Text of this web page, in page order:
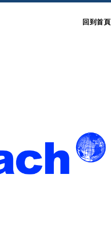
回到首頁